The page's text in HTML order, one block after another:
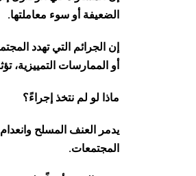
الضعيفة أو سوء معاملتها.
إن الجرائم التي تهدد
أو الممارسات التمييزية،
ماذا لو لم نتخذ إجراءً؟
يدمر العنف المسلح
المجتمعات.